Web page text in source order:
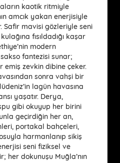
kaotik ritmiyle
amcık yakan enerjisiyle
Safir mavisi gözleriyle seni
fısıldadığı kaşar
modern
fantezisi sunar;
emiş zevkin dibine çeker.
sonra vahşi bir
lagün havasına
yaşatır. Derya,
gibi okuyup her birini
geçirdiğin her an,
portakal bahçeleri,
harmanlanıp sikiş
seni fiziksel ve
her dokunuşu Muğla’nın